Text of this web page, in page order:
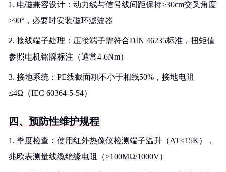
1. 电磁兼容设计：动力线与信号线间距保持≥30cm交叉角度
≥90°，必要时安装磁环滤波器
2. 接线端子处理：压接端子需符合DIN 46235标准，扭矩值
参照电机铭牌标注（通常4-6Nm）
3. 接地系统：PE线截面积不小于相线50%，接地电阻
≤4Ω（IEC 60364-5-54）
四、预防性维护规程
1. 季度检查：使用红外热像仪检测端子温升（ΔT≤15K），
兆欧表测量线缆绝缘电阻（≥100MΩ/1000V）